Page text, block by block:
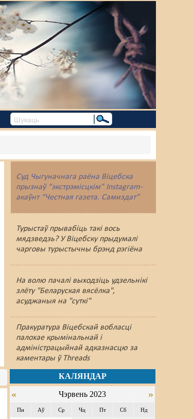
Суд Чыгуначнага раёна Віцебска
прызнаў “экстрэмісцкім” Instagram-
акаўнт “Честная газета. Самиздат”
Турыстаў прывабіць такі вось
мядзведзь? У Віцебску прыдумалі
чарговы турыстычны брэнд рэгіёна
На волю пачалі выходзіць удзельнікі
злёту "Беларуская вясёлка",
асуджаныя на "суткі"
Пракуратура Віцебскай вобласці
палохае крымінальнай і
адміністрацыйнай адказнасцю за
каментары ў Threads
КАЛЯНДАР
« Чэрвень 2023 »
Пн Аў Ср Чц Пт Сб Нд